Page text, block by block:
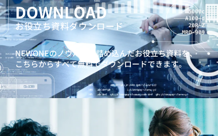
DOWNLOAD
お役立ち資料ダウンロード
NEWONEのノウハウを詰め込んだお役立ち資料を、
こちらからすべて無料でダウンロードできます。